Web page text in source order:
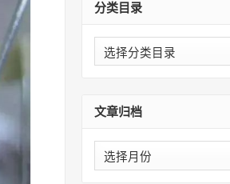
分类目录
分
类
文章归档
文
章